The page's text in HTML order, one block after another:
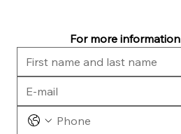
For more information